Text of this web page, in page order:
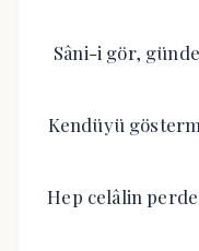
Sâni-i gör,
Kendüyü
Hep celâlin